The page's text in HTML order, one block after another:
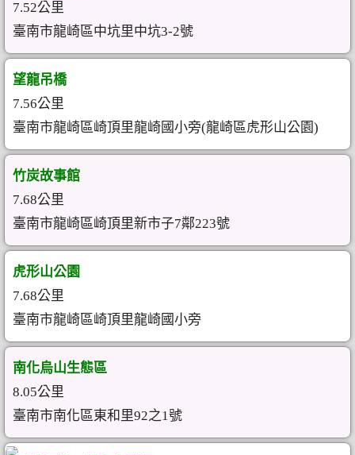
7.52公里
臺南市龍崎區中坑里中坑3-2號
望龍吊橋
7.56公里
臺南市龍崎區崎頂里龍崎國小旁(龍崎區虎形山公園)
竹炭故事館
7.68公里
臺南市龍崎區崎頂里新市子7鄰223號
虎形山公園
7.68公里
臺南市龍崎區崎頂里龍崎國小旁
南化烏山生態區
8.05公里
臺南市南化區東和里92之1號